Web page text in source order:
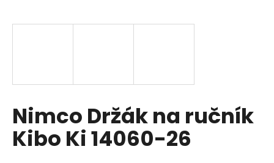
Nimco Držák na ručník
Kibo Ki 14060-26
j
?
HLEDAT